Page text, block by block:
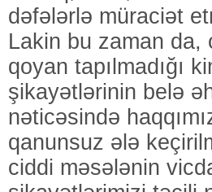
dəfələrlə müraciət
Lakin bu zaman da,
qoyan tapılmadığı
şikayətlərinin belə
nəticəsində
qanunsuz ələ
ciddi məsələnin